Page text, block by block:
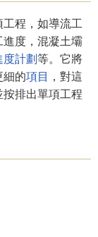
程，如導流工
度，混凝土壩
計劃等。它將
細的項目
，對這
排出單項工程